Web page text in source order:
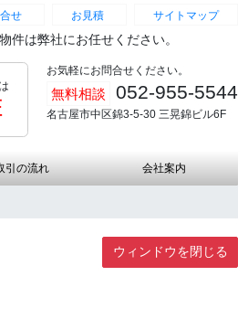
せ お見積 サイトマップ
は弊社にお任せください。
お気軽にお問合せください。
無料相談 052-955-5544
名古屋市中区錦3-5-30 三晃錦ビル6F
引の流れ 会社案内
ウィンドウを閉じる